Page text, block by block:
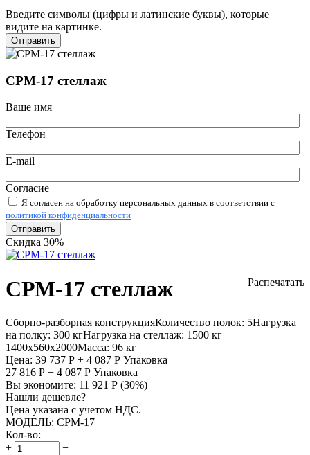
Введите символы (цифры и латинские буквы), которые
видите на картинке.
Отправить
СРМ-17 стеллаж
Ваше имя
Телефон
E-mail
Согласие
Я согласен на обработку персональных данных в соответствии с
политикой конфиденциальности
Отправить
Скидка 30%
Распечатать
СРМ-17 стеллаж
Сборно-разборная конструкцияКоличество полок: 5Нагрузка
на полку: 300 кгНагрузка на стеллаж: 1500 кг
1400х560х2000Масса: 96 кг
Цена: 39 737 Р + 4 087 Р Упаковка
27 816 Р + 4 087 Р Упаковка
Вы экономите: 11 921 Р (30%)
Нашли дешевле?
Цена указана с учетом НДС.
МОДЕЛЬ: СРМ-17
Кол-во:
+
−